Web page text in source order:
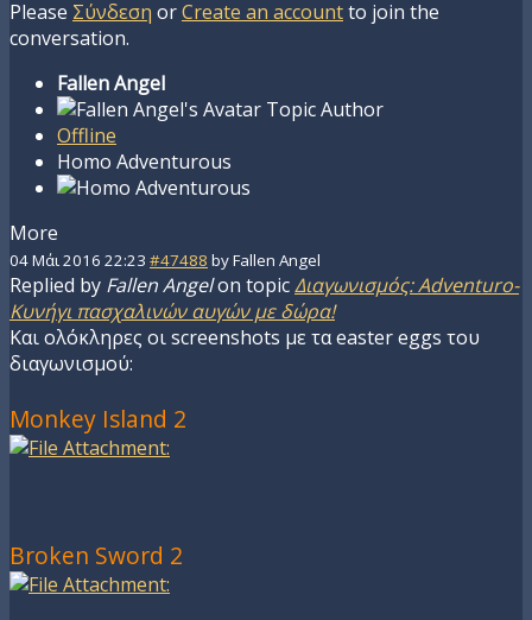
Please Σύνδεση orCreate an accountto join the
conversation.
Fallen Angel
Topic Author
Offline
Homo Adventurous
More
04 Μάι 2016 22:23 #47488 byFallen Angel
Replied by Fallen Angelon topicΔιαγωνισμός: Adventuro-
Κυνήγι πασχαλινών αυγών με δώρα!
Και ολόκληρες οι screenshots με τα easter eggs του
διαγωνισμού:
Monkey Island 2
Broken Sword 2